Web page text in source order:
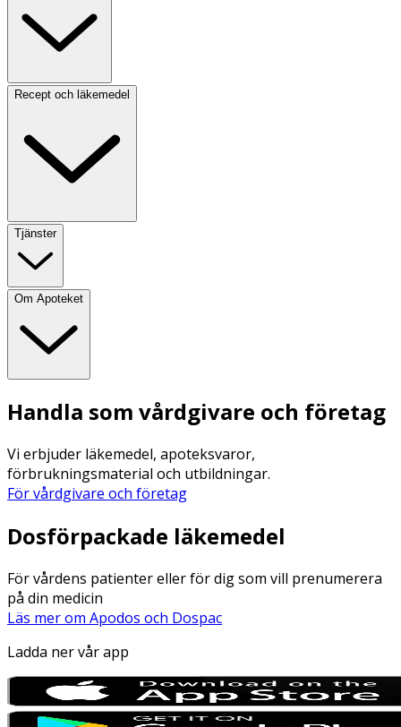
Recept och läkemedel
Tjänster
Om Apoteket
Handla som vårdgivare och företag
Vi erbjuder läkemedel, apoteksvaror,
förbrukningsmaterial och utbildningar.
För vårdgivare och företag
Dosförpackade läkemedel
För vårdens patienter eller för dig som vill prenumerera
på din medicin
Läs mer om Apodos och Dospac
Ladda ner vår app